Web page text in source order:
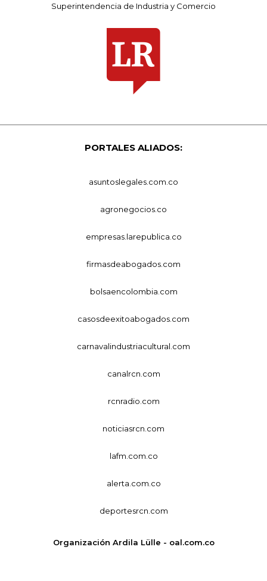
Superintendencia de Industria y Comercio
PORTALES ALIADOS:
asuntoslegales.com.co
agronegocios.co
empresas.larepublica.co
firmasdeabogados.com
bolsaencolombia.com
casosdeexitoabogados.com
carnavalindustriacultural.com
canalrcn.com
rcnradio.com
noticiasrcn.com
lafm.com.co
alerta.com.co
deportesrcn.com
Organización Ardila Lülle - oal.com.co